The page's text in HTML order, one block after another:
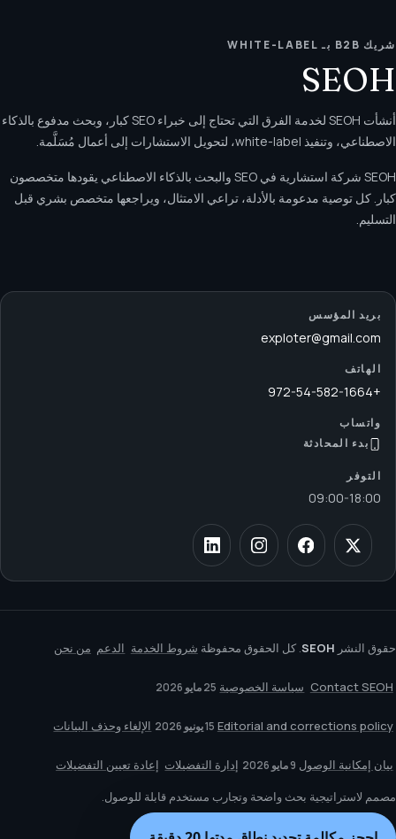
شريك B2B بـ WHITE-LABEL
SEOH
أنشأت SEOH لخدمة الفرق التي تحتاج إلى خبراء SEO كبار، وبحث مدفوع بالذكاء
الاصطناعي، وتنفيذ white-label، لتحويل الاستشارات إلى أعمال مُسَلَّمة.
SEOH شركة استشارية في SEO والبحث بالذكاء الاصطناعي يقودها متخصصون
كبار. كل توصية مدعومة بالأدلة، تراعي الامتثال، ويراجعها متخصص بشري قبل
التسليم.
بريد المؤسس
exploter@gmail.com
الهاتف
+972-54-582-1664
واتساب
بدء المحادثة
التوفر
09:00-18:00
حقوق النشر SEOH. كل الحقوق محفوظة شروط الخدمة الدعم من نحن
Contact SEOH سياسة الخصوصية 25 مايو 2026
Editorial and corrections policy 15 يونيو 2026 الإلغاء وحذف البيانات
بيان إمكانية الوصول 9 مايو 2026 إدارة التفضيلات إعادة تعيين التفضيلات
مصمم لاستراتيجية بحث واضحة وتجارب مستخدم قابلة للوصول.